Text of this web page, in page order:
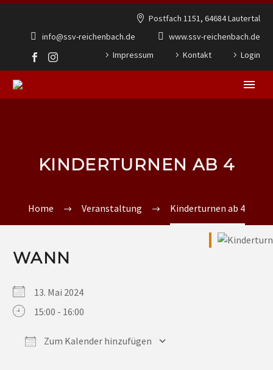
Postfach 1151, 64684 Lautertal
info@ssv-reichenbach.de
www.ssv-reichenbach.de
Impressum
Kontakt Login
KINDERTURNEN AB 4
Home Veranstaltung Kinderturnen ab 4
WANN
13. Mai 2024
15:00 - 16:00
Zum Kalender hinzufügen